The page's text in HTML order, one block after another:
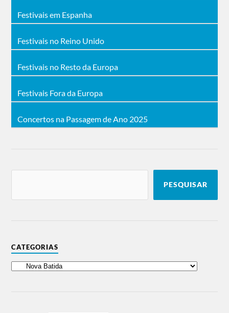
Festivais em Espanha
Festivais no Reino Unido
Festivais no Resto da Europa
Festivais Fora da Europa
Concertos na Passagem de Ano 2025
PESQUISAR
CATEGORIAS